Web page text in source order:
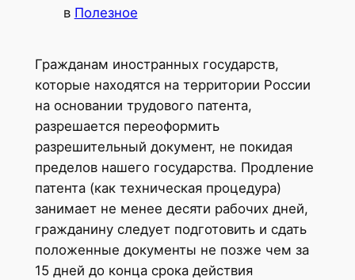
в Полезное
Гражданам иностранных государств,
которые находятся на территории России
на основании трудового патента,
разрешается переоформить
разрешительный документ, не покидая
пределов нашего государства. Продление
патента (как техническая процедура)
занимает не менее десяти рабочих дней,
гражданину следует подготовить и сдать
положенные документы не позже чем за
15 дней до конца срока действия